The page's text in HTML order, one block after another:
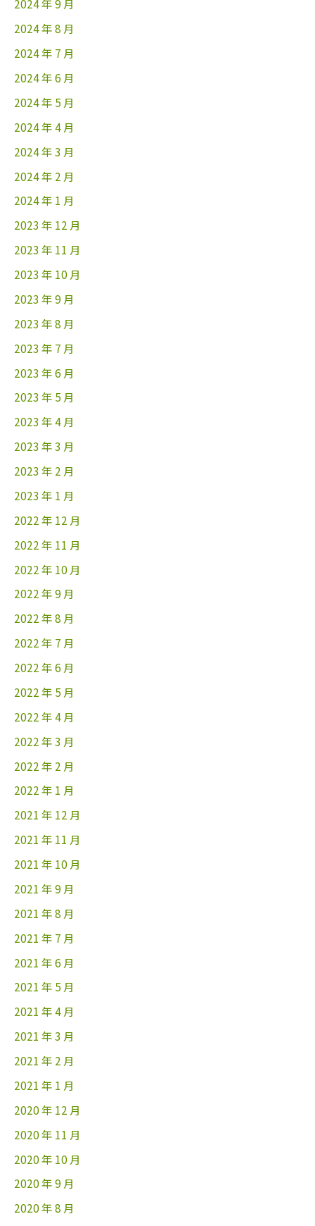
2024 年 9 月
2024 年 8 月
2024 年 7 月
2024 年 6 月
2024 年 5 月
2024 年 4 月
2024 年 3 月
2024 年 2 月
2024 年 1 月
2023 年 12 月
2023 年 11 月
2023 年 10 月
2023 年 9 月
2023 年 8 月
2023 年 7 月
2023 年 6 月
2023 年 5 月
2023 年 4 月
2023 年 3 月
2023 年 2 月
2023 年 1 月
2022 年 12 月
2022 年 11 月
2022 年 10 月
2022 年 9 月
2022 年 8 月
2022 年 7 月
2022 年 6 月
2022 年 5 月
2022 年 4 月
2022 年 3 月
2022 年 2 月
2022 年 1 月
2021 年 12 月
2021 年 11 月
2021 年 10 月
2021 年 9 月
2021 年 8 月
2021 年 7 月
2021 年 6 月
2021 年 5 月
2021 年 4 月
2021 年 3 月
2021 年 2 月
2021 年 1 月
2020 年 12 月
2020 年 11 月
2020 年 10 月
2020 年 9 月
2020 年 8 月